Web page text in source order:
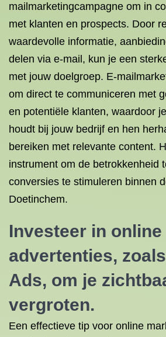
mailmarketingcampagne om in
met klanten en prospects. Door
waardevolle informatie,
delen via e-mail, kun je een
met jouw doelgroep. E-
om direct te communiceren met
en potentiële klanten, waardoor
houdt bij jouw bedrijf en hen
bereiken met relevante content.
instrument om de betrokkenheid
conversies te stimuleren binnen
Doetinchem.
Investeer in online
advertenties,
Ads, om je
vergroten.
Een effectieve tip voor online